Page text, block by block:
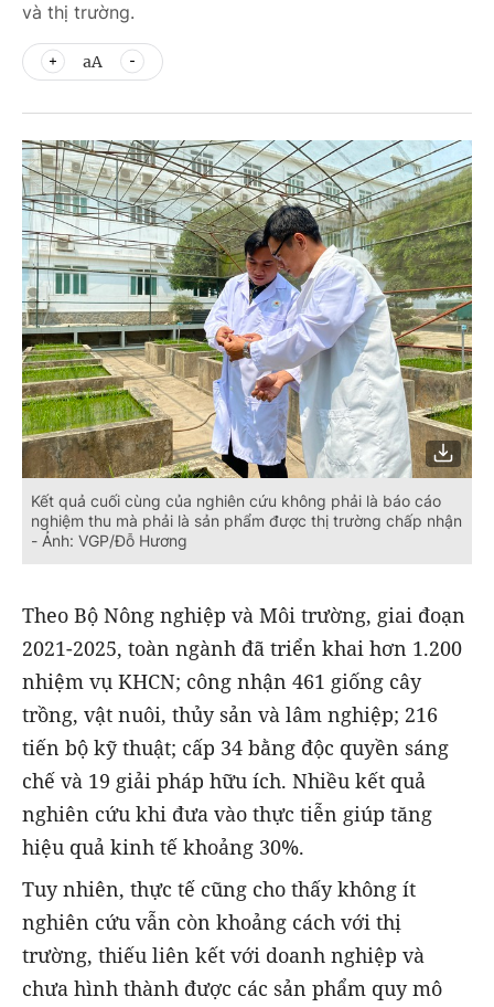
và thị trường.
aA
Kết quả cuối cùng của nghiên cứu không phải là báo cáo
nghiệm thu mà phải là sản phẩm được thị trường chấp nhận
- Ảnh: VGP/Đỗ Hương
Theo Bộ Nông nghiệp và Môi trường, giai đoạn
2021-2025, toàn ngành đã triển khai hơn 1.200
nhiệm vụ KHCN; công nhận 461 giống cây
trồng, vật nuôi, thủy sản và lâm nghiệp; 216
tiến bộ kỹ thuật; cấp 34 bằng độc quyền sáng
chế và 19 giải pháp hữu ích. Nhiều kết quả
nghiên cứu khi đưa vào thực tiễn giúp tăng
hiệu quả kinh tế khoảng 30%.
Tuy nhiên, thực tế cũng cho thấy không ít
nghiên cứu vẫn còn khoảng cách với thị
trường, thiếu liên kết với doanh nghiệp và
chưa hình thành được các sản phẩm quy mô